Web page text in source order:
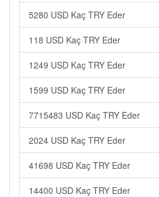
5280 USD Kaç TRY Eder
118 USD Kaç TRY Eder
1249 USD Kaç TRY Eder
1599 USD Kaç TRY Eder
7715483 USD Kaç TRY Eder
2024 USD Kaç TRY Eder
41698 USD Kaç TRY Eder
14400 USD Kaç TRY Eder